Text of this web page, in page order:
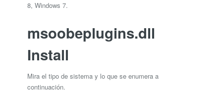
8, Windows 7.
msoobeplugins.dll
Install
Mira el tipo de sistema y lo que se enumera a
continuación.